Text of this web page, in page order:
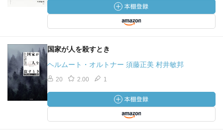
国家が人を殺すとき
ヘルムート・オルトナー 須藤正美 村井敏邦
20 2.00 1